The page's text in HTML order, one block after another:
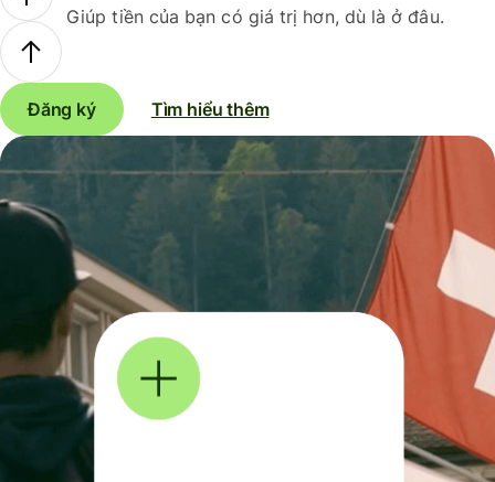
Giúp tiền của bạn có giá trị hơn, dù là ở đâu.
Đăng ký Tìm hiểu thêm